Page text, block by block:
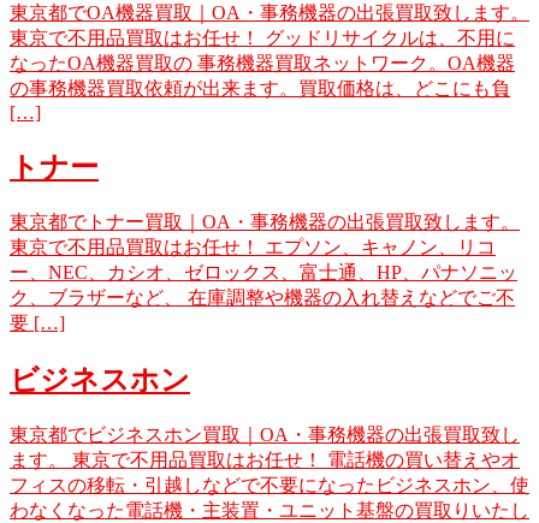
東京都でOA機器買取｜OA・事務機器の出張買取致します。
東京で不用品買取はお任せ！ グッドリサイクルは、不用に
なったOA機器買取の 事務機器買取ネットワーク。OA機器
の事務機器買取依頼が出来ます。買取価格は、どこにも負
[…]
トナー
東京都でトナー買取｜OA・事務機器の出張買取致します。
東京で不用品買取はお任せ！ エプソン、キャノン、リコ
ー、NEC、カシオ、ゼロックス、富士通、HP、パナソニッ
ク、ブラザーなど、 在庫調整や機器の入れ替えなどでご不
要 […]
ビジネスホン
東京都でビジネスホン買取｜OA・事務機器の出張買取致し
ます。 東京で不用品買取はお任せ！ 電話機の買い替えやオ
フィスの移転・引越しなどで不要になったビジネスホン、使
わなくなった電話機・主装置・ユニット基盤の買取りいたし